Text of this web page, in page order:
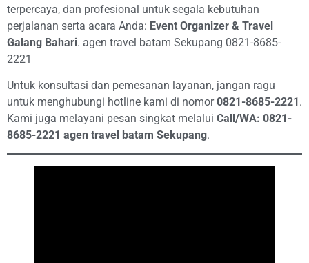
terpercaya, dan profesional untuk segala kebutuhan
perjalanan serta acara Anda: Event Organizer & Travel
Galang Bahari. agen travel batam Sekupang 0821-8685-
2221
Untuk konsultasi dan pemesanan layanan, jangan ragu
untuk menghubungi hotline kami di nomor0821-8685-2221.
Kami juga melayani pesan singkat melalui Call/WA: 0821-
8685-2221 agen travel batam Sekupang.